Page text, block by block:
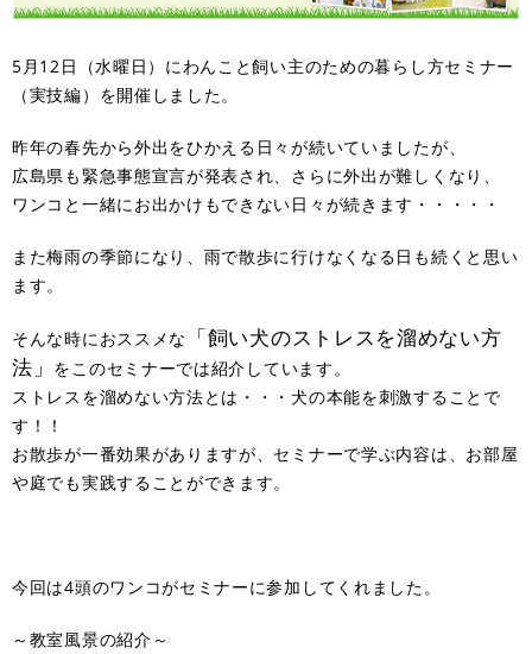
5月12日（水曜日）にわんこと飼い主のための暮らし方セミナー
（実技編）を開催しました。
昨年の春先から外出をひかえる日々が続いていましたが、
広島県も緊急事態宣言が発表され、さらに外出が難しくなり、
ワンコと一緒にお出かけもできない日々が続きます・・・・・
また梅雨の季節になり、雨で散歩に行けなくなる日も続くと思い
ます。
そんな時におススメな
「飼い犬のストレスを溜めない方
法」 をこのセミナーでは紹介しています。
ストレスを溜めない方法とは・・・犬の本能を刺激することで
す！！
お散歩が一番効果がありますが、セミナーで学ぶ内容は、お部屋
や庭でも実践することができます。
今回は4頭のワンコがセミナーに参加してくれました。
～教室風景の紹介～